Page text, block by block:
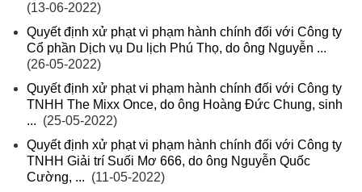
(13-06-2022)
Quyết định xử phạt vi phạm hành chính đối với Công ty
Cổ phần Dịch vụ Du lịch Phú Thọ, do ông Nguyễn ...
(26-05-2022)
Quyết định xử phạt vi phạm hành chính đối với Công ty
TNHH The Mixx Once, do ông Hoàng Đức Chung, sinh
... (25-05-2022)
Quyết định xử phạt vi phạm hành chính đối với Công ty
TNHH Giải trí Suối Mơ 666, do ông Nguyễn Quốc
Cường, ... (11-05-2022)